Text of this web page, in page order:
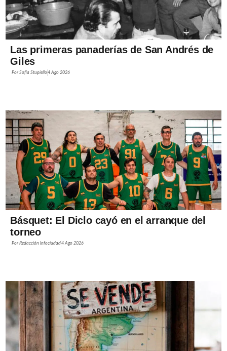
Las primeras panaderías de San Andrés de
Giles
PorSofía Stupiello4 Ago 2026
Básquet: El Diclo cayó en el arranque del
torneo
PorRedacción Infociudad4 Ago 2026